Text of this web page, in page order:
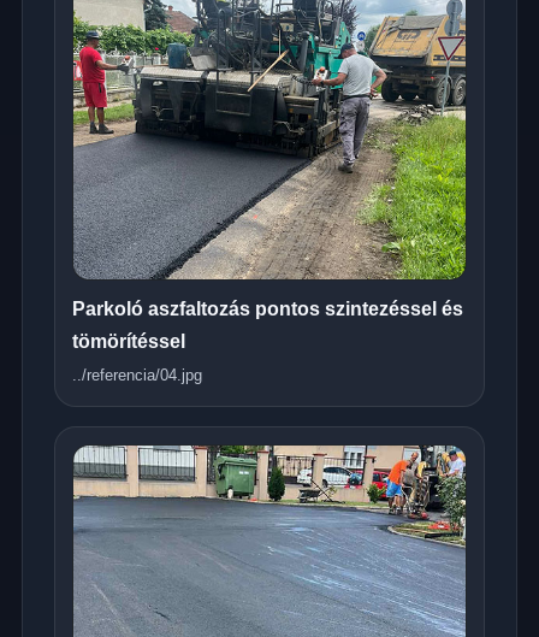
Parkoló aszfaltozás pontos szintezéssel és
tömörítéssel
../referencia/04.jpg